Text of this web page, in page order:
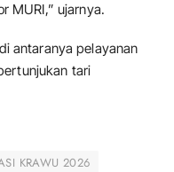
MURI,” ujarnya.
antaranya pelayanan
tari
KRAWU 2026